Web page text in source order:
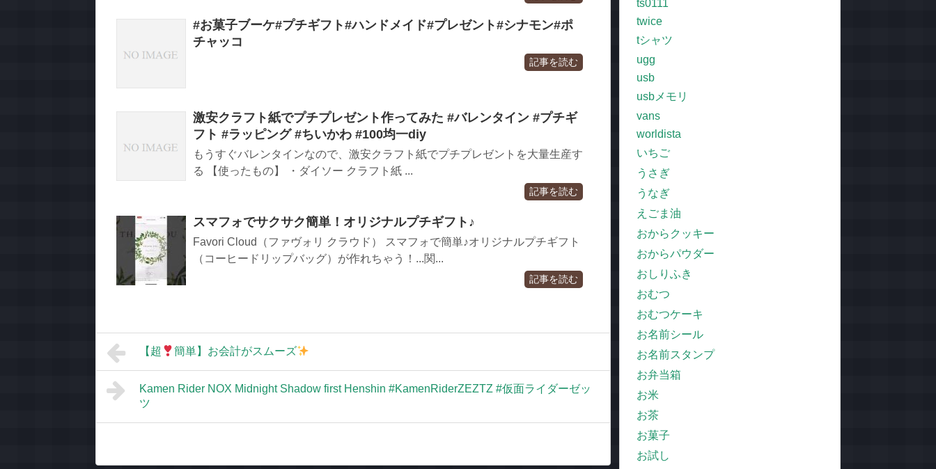
#お菓子ブーケ#プチギフト#ハンドメイド#プレゼント#シナモン#ポ
チャッコ
記事を読む
激安クラフト紙でプチプレゼント作ってみた #バレンタイン #プチギ
フト #ラッピング #ちいかわ #100均一diy
もうすぐバレンタインなので、激安クラフト紙でプチプレゼントを大量生産す
る 【使ったもの】 ・ダイソー クラフト紙 ...
記事を読む
スマフォでサクサク簡単！オリジナルプチギフト♪
Favori Cloud（ファヴォリ クラウド） スマフォで簡単♪オリジナルプチギフト
（コーヒードリップバッグ）が作れちゃう！...関...
記事を読む
【超 簡単】お会計がスムーズ
Kamen Rider NOX Midnight Shadow first Henshin #KamenRiderZEZTZ #仮面ライダーゼッ
ツ
ts0111
twice
tシャツ
ugg
usb
usbメモリ
vans
worldista
いちご
うさぎ
うなぎ
えごま油
おからクッキー
おからパウダー
おしりふき
おむつ
おむつケーキ
お名前シール
お名前スタンプ
お弁当箱
お米
お茶
お菓子
お試し